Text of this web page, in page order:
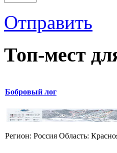
Отправить
Топ-мест
Бобровый лог
Регион: Россия Область: